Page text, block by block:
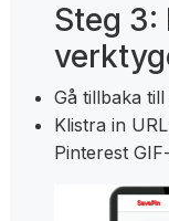
Steg 3:
Gå tillbaka
Klistra in
Pinterest